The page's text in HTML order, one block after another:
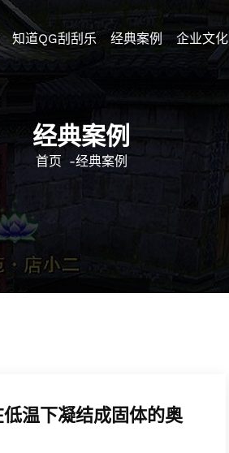
知道QG刮刮乐 经典案例 企业文化
经典案例
首页 -经典案例
温下凝结成固体的奥